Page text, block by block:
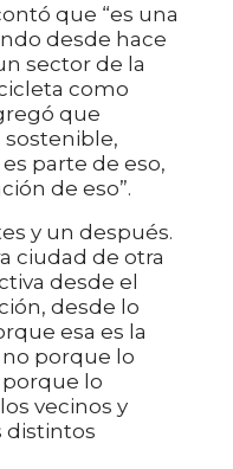
que “es una
desde hace
sector de la
como
que
parte de eso,
de eso”.
y un después.
ciudad de otra
desde el
desde lo
esa es la
porque lo
lo
vecinos y
distintos